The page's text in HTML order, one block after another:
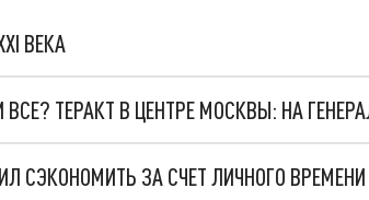
ВЕКА
ТЕРАКТ В ЦЕНТРЕ МОСКВЫ: НА